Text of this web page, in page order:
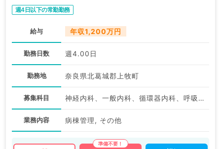
週4日以下の常勤勤務
給与 年収1,200万円
勤務日数 週4.00日
勤務地 奈良県北葛城郡上牧町
募集科目 神経内科、一般内科、循環器内科、呼吸器内科、消化器内科、内分泌・代謝内科、腎臓内科、老年内科、血液内科、膠原病科
業務内容 病棟管理, その他